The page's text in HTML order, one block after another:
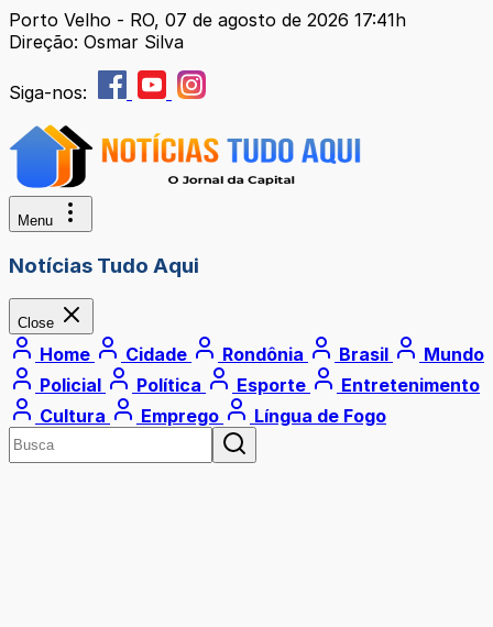
Porto Velho - RO, 07 de agosto de 2026 17:41h
Direção: Osmar Silva
Siga-nos:
Menu
Notícias Tudo Aqui
Close
Home Cidade Rondônia Brasil
Mundo
Policial
Política Esporte
Entretenimento
Cultura
Emprego Língua de Fogo